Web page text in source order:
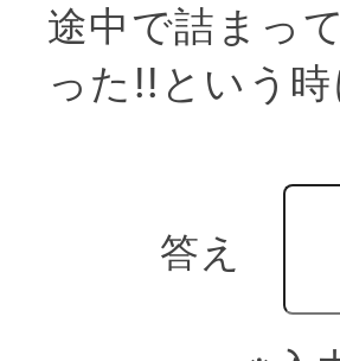
途中で詰まっ
った!!という
答え